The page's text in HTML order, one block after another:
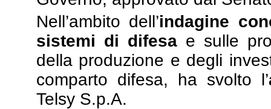
Nell’ambito dell’indagine
sistemi di difesa e sulle
della produzione e degli
comparto difesa, ha svolto l’
Telsy S.p.A.